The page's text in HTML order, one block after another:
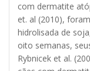
com dermatite
et. al (2010),
hidrolisada de
oito semanas,
Rybnicek et al.